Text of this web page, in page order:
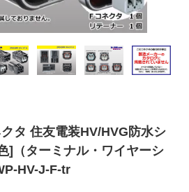
タ 住友電装HV/HVG防水シ
]（ターミナル・ワイヤーシ
HV-J-F-tr